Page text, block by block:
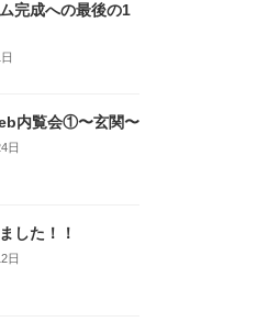
完成への最後の1
内覧会①〜玄関〜
日
した！！
日